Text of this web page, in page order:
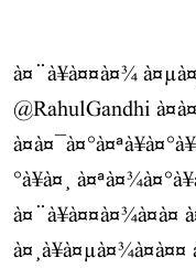
à¤¨à¥à¤¤à¤¾
@RahulGandhi
°à¥à¤¸
à¤¨à¥à¤¤à¤¾à¤à¤